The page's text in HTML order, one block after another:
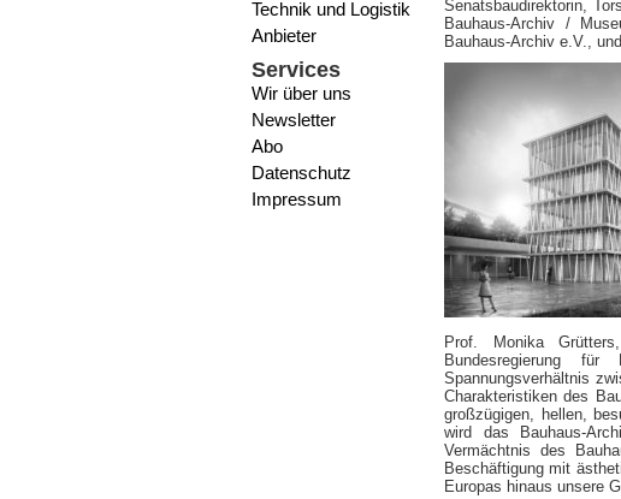
Technik und Logistik
Anbieter
Services
Wir über uns
Newsletter
Abo
Datenschutz
Impressum
Senatsbaudirektorin,
Bauhaus-Archiv /
Bauhaus-Archiv e.V.,
Prof. Monika
Bundesregierung
Spannungsverhältnis
Charakteristiken des
großzügigen, hellen,
wird das Bauhaus-
Vermächtnis des
Beschäftigung mit
Europas hinaus unsere